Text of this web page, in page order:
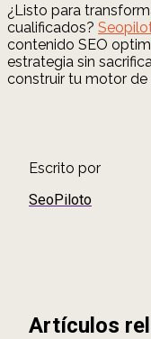
¿Listo para
cualificados?
contenido SEO
estrategia sin
construir tu motor de
Escrito por
SeoPiloto
Artículos